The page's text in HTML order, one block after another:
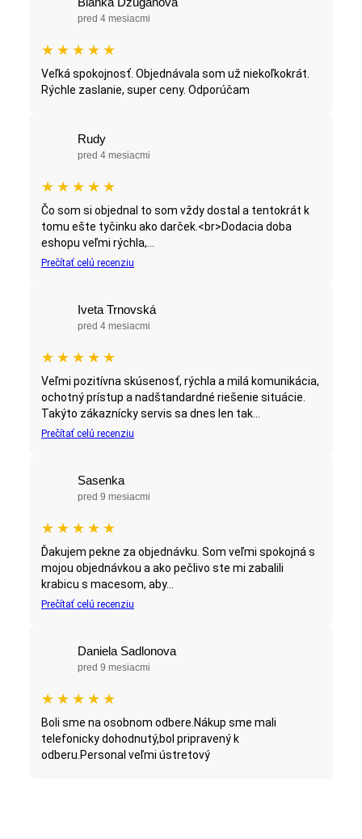
pred 4 mesiacmi
★ ★ ★ ★ ★
Veľká spokojnosť. Objednávala som už niekoľkokrát.
Rýchle zaslanie, super ceny. Odporúčam
Rudy
pred 4 mesiacmi
★ ★ ★ ★ ★
Čo som si objednal to som vždy dostal a tentokrát k
tomu ešte tyčinku ako darček.<br>Dodacia doba
eshopu veľmi rýchla,...
Prečítať celú recenziu
Iveta Trnovská
pred 4 mesiacmi
★ ★ ★ ★ ★
Veľmi pozitívna skúsenosť, rýchla a milá komunikácia,
ochotný prístup a nadštandardné riešenie situácie.
Takýto zákaznícky servis sa dnes len tak...
Prečítať celú recenziu
Sasenka
pred 9 mesiacmi
★ ★ ★ ★ ★
Ďakujem pekne za objednávku. Som veľmi spokojná s
mojou objednávkou a ako pečlivo ste mi zabalili
krabicu s macesom, aby...
Prečítať celú recenziu
Daniela Sadlonova
pred 9 mesiacmi
★ ★ ★ ★ ★
Boli sme na osobnom odbere.Nákup sme mali
telefonicky dohodnutý,bol pripravený k
odberu.Personal veľmi ústretový